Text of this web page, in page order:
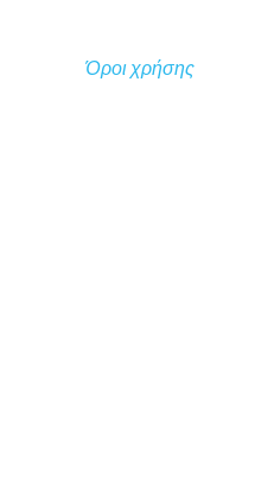
Όροι χρήσης